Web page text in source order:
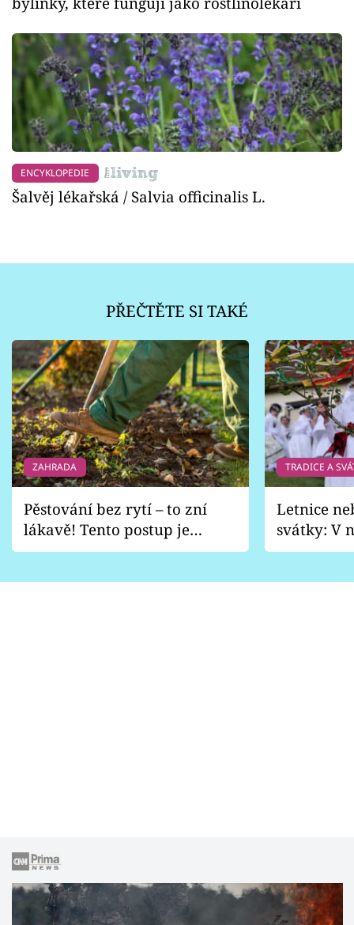
ENCYKLOPEDIE
Šalvěj lékařská / Salvia officinalis L.
PŘEČTĚTE SI TAKÉ
ZAHRADA
Pěstování bez rytí – to zní
lákavě! Tento postup je
vhodný jen pro některé
TRADICE A
Letnice
svátky: V
pondělí